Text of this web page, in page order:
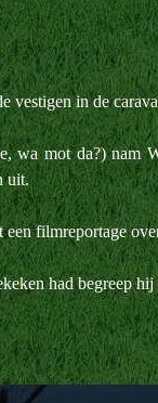
vestigen in de
wa mot da?) nam
uit.
filmreportage
had begreep